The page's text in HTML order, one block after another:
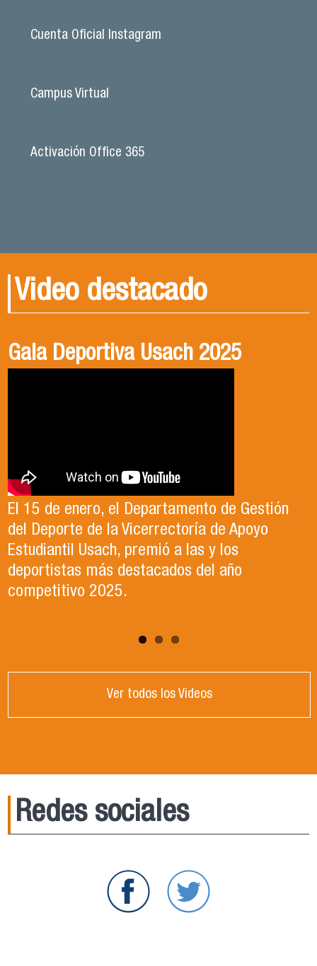
Cuenta Oficial Instagram
Campus Virtual
Activación Office 365
Video destacado
Gala Deportiva Usach 2025
El 15 de enero, el Departamento de Gestión
del Deporte de la Vicerrectoría de Apoyo
Estudiantil Usach, premió a las y los
deportistas más destacados del año
competitivo 2025.
Usach en el Territorio, capítulo 2
En este segundo capítulo conoceremos el
Proyecto Ludo Inclusión, liderado por el
profesor Claudio Farías y estudiantes de
Pedagogía en Educación Física de la Facultad
de Ciencias Médicas de la Uni
Candidatura Director de Escuela
Te invitamos a revisar el video de nuestro
candidato , el Dr. Celso Sanchez para el cargo
de Director de Escuela período 2025-2026.
Ver todos los Videos
Redes sociales